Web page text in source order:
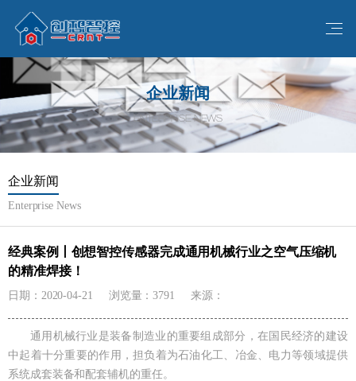
企业新闻
ENTERPRISE NEWS
企业新闻
Enterprise News
经典案例丨创想智控传感器完成通用机械行业之空气压缩机
的精准焊接！
日期：2020-04-21 浏览量：3791 来源：
通用机械行业是装备制造业的重要组成部分，在国民经济的建设
中起着十分重要的作用，担负着为石油化工、冶金、电力等领域提供
系统成套装备和配套辅机的重任。